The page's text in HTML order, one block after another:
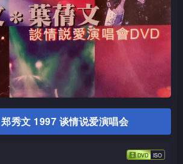
秀文 1997 谈情说爱演唱会